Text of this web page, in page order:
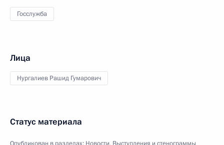
Госслужба
Лица
Нургалиев Рашид Гумарович
Статус материала